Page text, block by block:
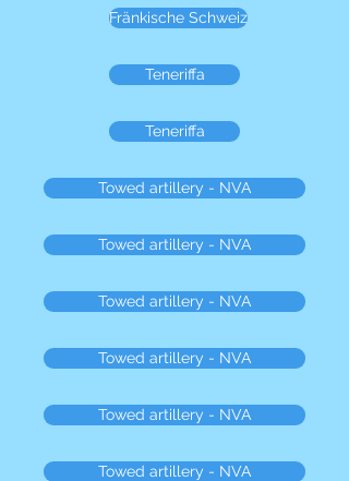
Fränkische Schweiz
Teneriffa
Teneriffa
Towed artillery - NVA
Towed artillery - NVA
Towed artillery - NVA
Towed artillery - NVA
Towed artillery - NVA
Towed artillery - NVA